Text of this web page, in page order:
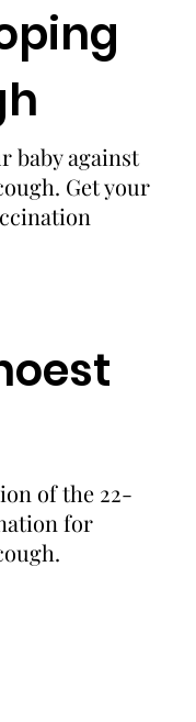
baby against
Get your
of the 22-
for